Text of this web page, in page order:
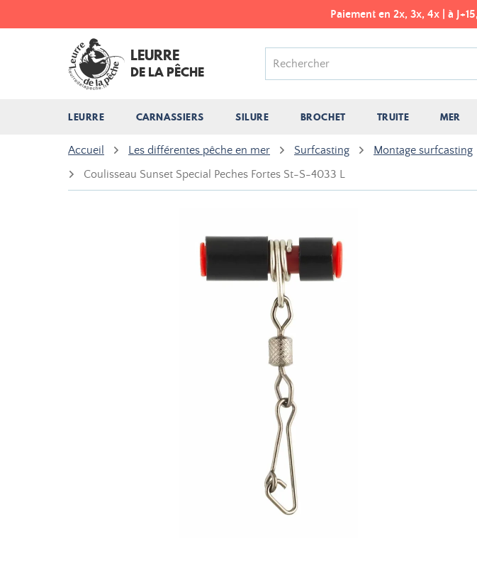
Paiement en 2x, 3x, 4x | à
LEURRE
DE LA PÊCHE
LEURRE CARNASSIERS SILURE BROCHET TRUITE MER
Accueil Les différentes pêche en mer Surfcasting Montage surfcasting
Coulisseau Sunset Special Peches Fortes St-S-4033 L